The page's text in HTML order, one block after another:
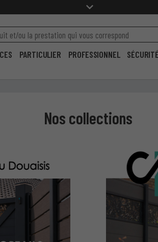
PARTICULIER PROFESSIONNEL SÉCURITÉ
Nos collections